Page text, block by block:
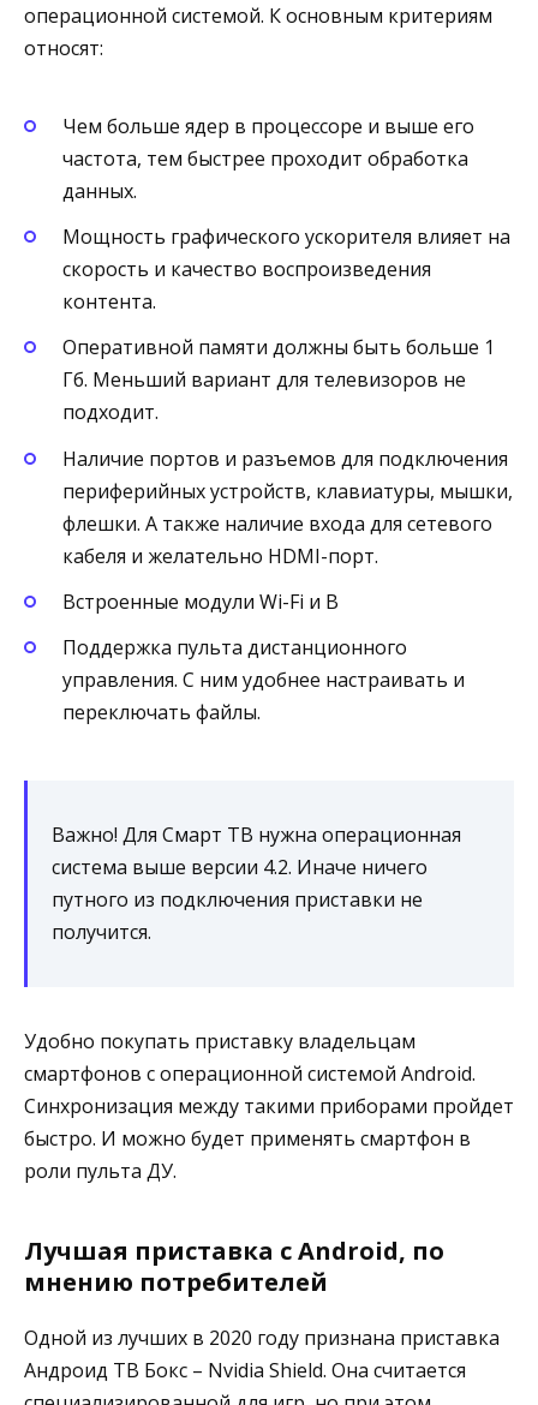
операционной системой. К основным критериям
относят:
Чем больше ядер в процессоре и выше его
частота, тем быстрее проходит обработка
данных.
Мощность графического ускорителя влияет на
скорость и качество воспроизведения
контента.
Оперативной памяти должны быть больше 1
Гб. Меньший вариант для телевизоров не
подходит.
Наличие портов и разъемов для подключения
периферийных устройств, клавиатуры, мышки,
флешки. А также наличие входа для сетевого
кабеля и желательно HDMI-порт.
Встроенные модули Wi-Fi и B
Поддержка пульта дистанционного
управления. С ним удобнее настраивать и
переключать файлы.
Важно! Для Смарт ТВ нужна операционная
система выше версии 4.2. Иначе ничего
путного из подключения приставки не
получится.
Удобно покупать приставку владельцам
смартфонов с операционной системой Android.
Синхронизация между такими приборами пройдет
быстро. И можно будет применять смартфон в
роли пульта ДУ.
Лучшая приставка с Android, по
мнению потребителей
Одной из лучших в 2020 году признана приставка
Андроид ТВ Бокс – Nvidia Shield. Она считается